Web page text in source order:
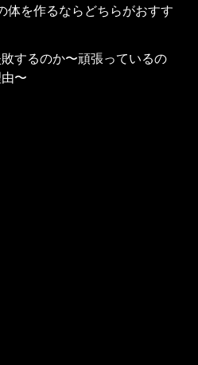
体を作るならどちらがおすす
するのか〜頑張っているの
〜